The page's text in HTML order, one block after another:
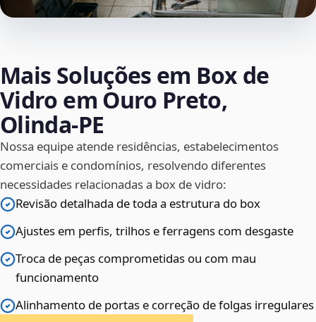
Mais Soluções em Box de
Vidro em Ouro Preto,
Olinda‑PE
Nossa equipe atende residências, estabelecimentos
comerciais e condomínios, resolvendo diferentes
necessidades relacionadas a box de vidro:
Revisão detalhada de toda a estrutura do box
Ajustes em perfis, trilhos e ferragens com desgaste
Troca de peças comprometidas ou com mau
funcionamento
Alinhamento de portas e correção de folgas irregulares